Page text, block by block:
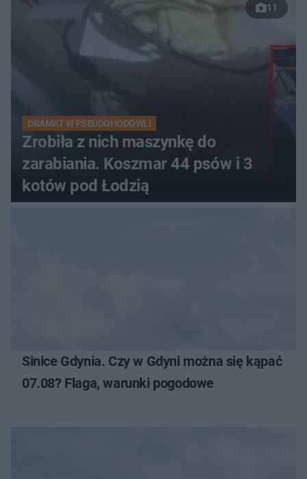
11
DRAMAT W PSEUDOHODOWLI
Zrobiła z nich maszynkę do
zarabiania. Koszmar 44 psów i 3
kotów pod Łodzią
Sinice Gdynia. Czy w Gdyni można się kąpać
07.08? Flaga, warunki pogodowe